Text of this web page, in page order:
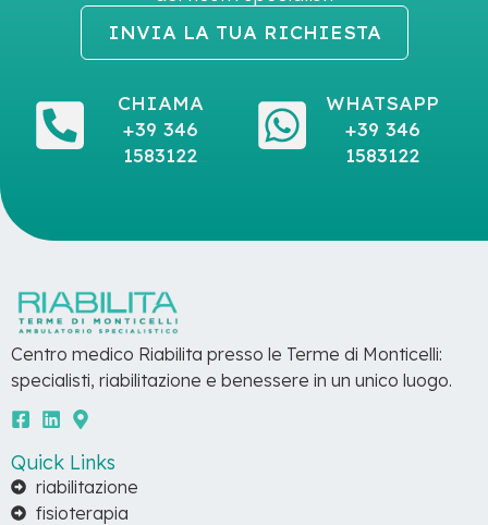
INVIA LA TUA RICHIESTA
CHIAMA
+39 346
1583122
WHATSAPP
+39 346
1583122
Centro medico Riabilita presso le Terme di Monticelli:
specialisti, riabilitazione e benessere in un unico luogo.
Quick Links
riabilitazione
fisioterapia